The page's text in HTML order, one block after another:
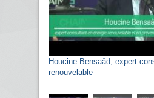
Houcine Bensaâd, expert
renouvelable